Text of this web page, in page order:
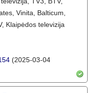
Vinita, Balticum,
Klaipėdos televizija
(2025-03-04